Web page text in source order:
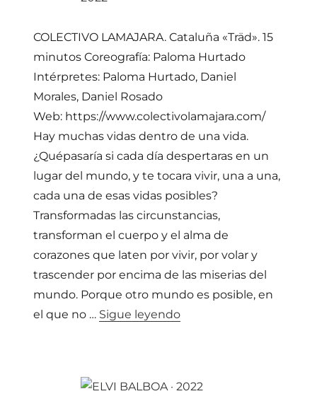
COLECTIVO LAMAJARA. Cataluña «Träd». 15
minutos Coreografía: Paloma Hurtado
Intérpretes: Paloma Hurtado, Daniel
Morales, Daniel Rosado
Web: https://www.colectivolamajara.com/
Hay muchas vidas dentro de una vida.
¿Quépasaría si cada día despertaras en un
lugar del mundo, y te tocara vivir, una a una,
cada una de esas vidas posibles?
Transformadas las circunstancias,
transforman el cuerpo y el alma de
corazones que laten por vivir, por volar y
trascender por encima de las miserias del
mundo. Porque otro mundo es posible, en
el que no … Sigue leyendo«COLECTIVO LAMAJARA